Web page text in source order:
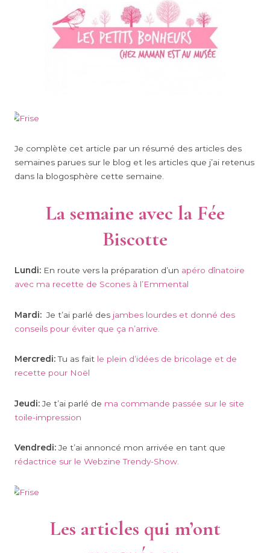
Je complète cet article par un résumé des articles des
semaines parues sur le blog et les articles que j’ai retenus
dans la blogosphère cette semaine.
La semaine avec la Fée
Biscotte
Lundi: En route vers la préparation d’un apéro dînatoire
avec ma recette de Scones à l’Emmental
Mardi:Je t’ai parlé des jambes lourdes et donné des
conseils pour éviter que ça n’arrive.
Mercredi:Tu as fait le plein d’idées de bricolage et de
recette pour Noël
Jeudi:Je t’ai parlé de ma commande passée sur le site
toile-impression
Vendredi:Je t’ai annoncé mon arrivée en tant que
rédactrice sur le Webzine Trendy-Show.
Les articles qui m’ont